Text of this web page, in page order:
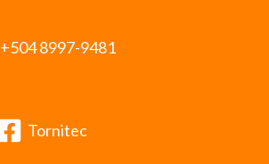
+504 8997-9481
Tornitec